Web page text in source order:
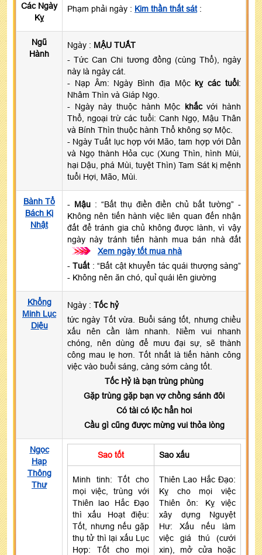
Các Ngày
Kỵ
Phạm phải ngày : Kim thần thất sát:
Ngũ
Hành
Ngày : MẬU TUẤT
- Tức Can Chi tương đồng (cùng Thổ), ngày
này là ngày cát.
- Nạp Âm: Ngày Bình địa Mộc kỵ các tuổi:
Nhâm Thìn và Giáp Ngọ.
- Ngày này thuộc hành Mộc khắcvới hành
Thổ, ngoại trừ các tuổi: Canh Ngọ, Mậu Thân
và Bính Thìn thuộc hành Thổ không sợ Mộc.
- Ngày Tuất lục hợp với Mão, tam hợp với Dần
và Ngọ thành Hỏa cục (Xung Thìn, hình Mùi,
hại Dậu, phá Mùi, tuyệt Thìn) Tam Sát kị mệnh
tuổi Hợi, Mão, Mùi.
Bành Tổ
Bách Kị
Nhật
- Mậu: “Bất thụ điền điền chủ bất tường” -
Không nên tiến hành việc liên quan đến nhận
đất để tránh gia chủ không được lành, vì vậy
ngày này tránh tiến hành mua bán nhà đất
>>>
Xem ngày tốt mua nhà
-Tuất: “Bất cật khuyển tác quái thượng sàng”
- Không nên ăn chó, quỉ quái lên giường
Khổng
Minh Lục
Diệu
Ngày : Tốc hỷ
tức ngày Tốt vừa. Buổi sáng tốt, nhưng chiều
xấu nên cần làm nhanh. Niềm vui nhanh
chóng, nên dùng để mưu đại sự, sẽ thành
công mau lẹ hơn. Tốt nhất là tiến hành công
việc vào buổi sáng, càng sớm càng tốt.
Tốc Hỷ là bạn trùng phùng
Gặp trùng gặp bạn vợ chồng sánh đôi
Có tài có lộc hẳn hoi
Cầu gì cũng được mừng vui thỏa lòng
Ngọc
Hạp
Thông
Thư
Sao tốt Sao xấu
Minh tinh: Tốt cho
mọi việc, trùng với
Thiên lao Hắc Đạo
thì xấu Hoạt điệu:
Tốt, nhưng nếu gặp
thụ tử thì lại xấu Lục
Hợp: Tốt cho mọi
Thiên Lao Hắc Đạo:
Kỵ cho mọi việc
Thiên ôn: Kỵ việc
xây dựng Nguyệt
Hư: Xấu nếu làm
việc giá thú (cưới
xin), mở cửa hoặc